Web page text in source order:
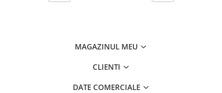
MAGAZINUL MEU
CLIENTI
DATE COMERCIALE